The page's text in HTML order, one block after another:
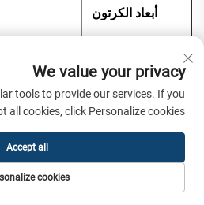
أبعاد الكرتون
برنامج لوحة
بيضاء
الملحقات
We value your privacy
tools to provide our services. If you
all cookies, click Personalize cookies.
cookies
Accept all